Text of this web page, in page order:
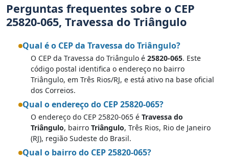
Perguntas frequentes sobre o CEP
25820-065, Travessa do Triângulo
Qual é o CEP da Travessa do Triângulo?
O CEP da Travessa do Triângulo é 25820-065. Este
código postal identifica o endereço no bairro
Triângulo, em Três Rios/RJ, e está ativo na base oficial
dos Correios.
Qual o endereço do CEP 25820-065?
O endereço do CEP 25820-065 é Travessa do
Triângulo, bairro Triângulo, Três Rios, Rio de Janeiro
(RJ), região Sudeste do Brasil.
Qual o bairro do CEP 25820-065?